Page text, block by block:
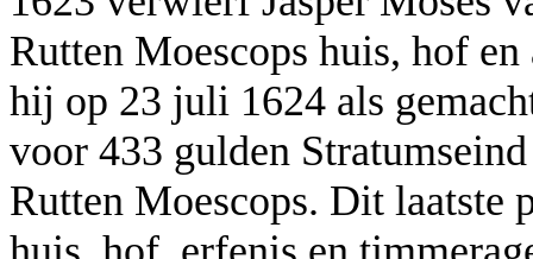
Rutten Moescops huis, hof
hij op 23 juli 1624 als
voor 433 gulden
Rutten Moescops. Dit laatste